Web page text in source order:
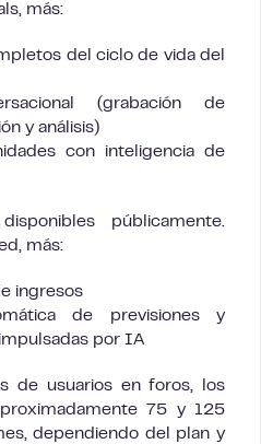
más:
del ciclo de vida del
(grabación de
y análisis)
con inteligencia de
públicamente.
más:
ingresos
de previsiones y
por IA
de usuarios en foros, los
75 y 125
dependiendo del plan y